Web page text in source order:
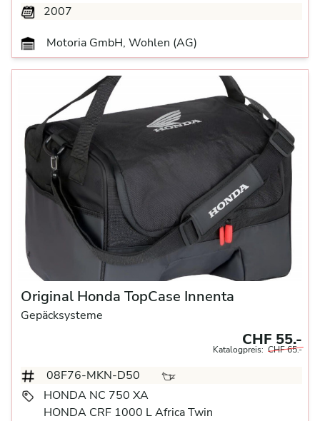
2007
Motoria GmbH, Wohlen (AG)
Original Honda TopCase Innenta
Gepäcksysteme
CHF 55.-
Katalogpreis: CHF 65.-
08F76-MKN-D50
HONDA NC 750 XA
HONDA CRF 1000 L Africa Twin